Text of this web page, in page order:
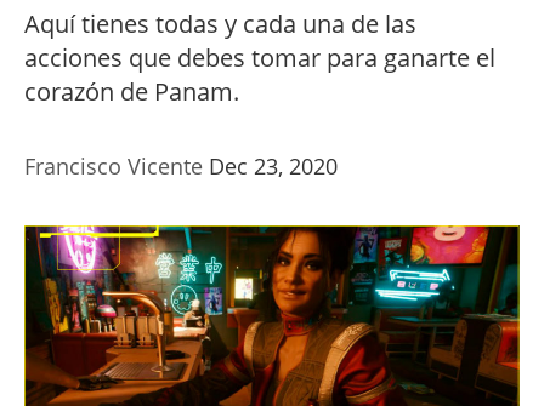
Aquí tienes todas y cada una de las
acciones que debes tomar para ganarte el
corazón de Panam.
Francisco Vicente Dec 23, 2020